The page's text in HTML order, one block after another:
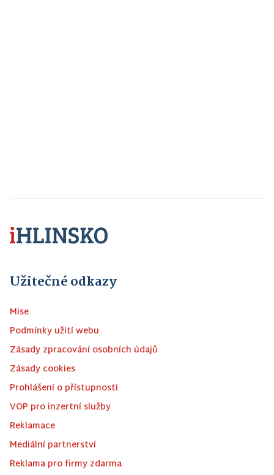
Užitečné odkazy
Mise
Podmínky užití webu
Zásady zpracování osobních údajů
Zásady cookies
Prohlášení o přístupnosti
VOP pro inzertní služby
Reklamace
Mediální partnerství
Reklama pro firmy zdarma